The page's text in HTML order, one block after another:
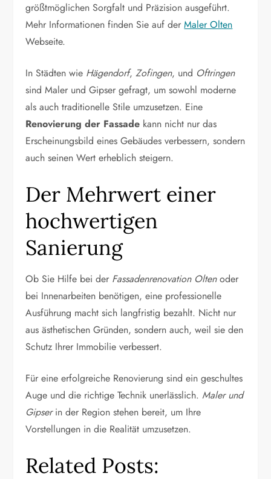
größtmöglichen Sorgfalt und Präzision ausgeführt.
Mehr Informationen finden Sie auf derMaler Olten
Webseite.
In Städten wie Hägendorf,Zofingen, und Oftringen
sind Maler und Gipser gefragt, um sowohl moderne
als auch traditionelle Stile umzusetzen. Eine
Renovierung der Fassade kann nicht nur das
Erscheinungsbild eines Gebäudes verbessern, sondern
auch seinen Wert erheblich steigern.
Der Mehrwert einer
hochwertigen
Sanierung
Ob Sie Hilfe bei der Fassadenrenovation Oltenoder
bei Innenarbeiten benötigen, eine professionelle
Ausführung macht sich langfristig bezahlt. Nicht nur
aus ästhetischen Gründen, sondern auch, weil sie den
Schutz Ihrer Immobilie verbessert.
Für eine erfolgreiche Renovierung sind ein geschultes
Auge und die richtige Technik unerlässlich.Maler und
Gipserin der Region stehen bereit, um Ihre
Vorstellungen in die Realität umzusetzen.
Related Posts: